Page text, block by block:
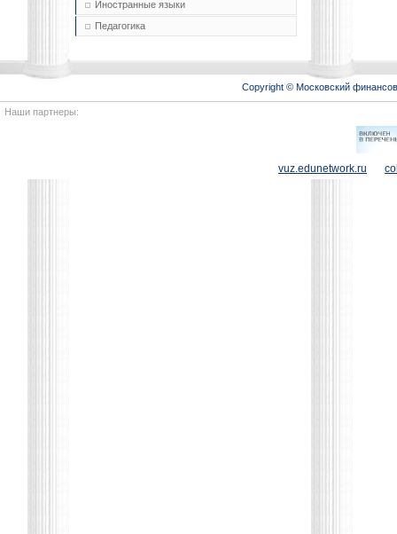
Иностранные языки
Педагогика
Copyright © Московский
Наши партнеры:
vuz.edunetwork.ru